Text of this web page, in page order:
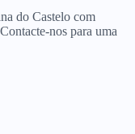
do Castelo com
nos para uma